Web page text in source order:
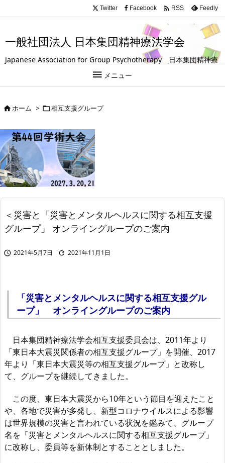
.entry-title, #front-page-title { text-align: left; }
一般社団法人 日本集団精神療法学会
Japanese Association for Group Psychotherapy 日本集団精神療
法学会は、グループ（集団）を活用して人の成長や回復を支援する
試みを探求している学会です。
 メニュー
Twitter Facebook  RSS Feedly
ホーム > 相互支援グループ
＜災害と「災害とメンタルヘルスに関する相互支援
グループ」 オンライングループのご案内
 2021年5月7日  2021年11月1日
「災害とメンタルヘルスに関する相互支援グル
ープ」 オンライングループのご案内
日本集団精神療法学会相互支援委員会は、2011年より
「東日本大震災関係者の相互支援グループ」を開催、2017
年より「東日本大震災等の相互支援グループ」と改称し
て、グループを継続してきました。
この度、東日本大震災から10年という節目を迎えたこと
や、各地で災害が多発し、新型コロナウイルスによる影響
は世界規模の災害と言われている状況を鑑みて、グループ
名を「災害とメンタルヘルスに関する相互支援グループ」
に改称し、委員等を新体制とすることとしました。